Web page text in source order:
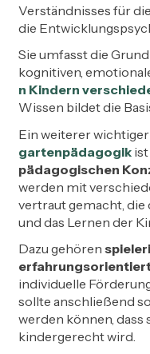
Verständnisses für
die
Sie umfasst die
kognitiven,
n Kindern
Wissen bildet die
Ein weiterer
gartenpädagogikist
pädagogischen
werden mit
vertraut gemacht, die
und das Lernen der
Dazu gehören
individuelle
sollte anschließend
werden können, dass
kindergerecht wird.